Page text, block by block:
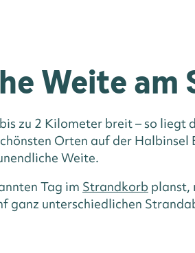
Feiner
STRAND
Weite
zu 2 Kilometer breit – so
Orten auf der
Weite.
Tag im Strandkorb planst,
ganz unterschiedlichen